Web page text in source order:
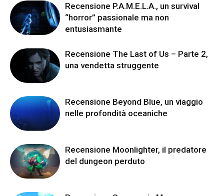
Recensione P.A.M.E.L.A., un survival
“horror” passionale ma non
entusiasmante
Recensione The Last of Us – Parte 2,
una vendetta struggente
Recensione Beyond Blue, un viaggio
nelle profondità oceaniche
Recensione Moonlighter, il predatore
del dungeon perduto